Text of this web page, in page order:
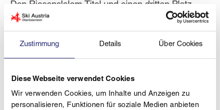
Zustimmung Details Über Cookies
Diese Webseite verwendet Cookies
Wir verwenden Cookies, um Inhalte und Anzeigen zu
personalisieren, Funktionen für soziale Medien anbieten
Den Riesenslalom Titel und einen dritten Platz
beim Slalom erreichte Laurin Bäck (SBC
Böhmerwald) in Klasse Kinder 2.
Niklas Graf (WSV Windischgarsten / Schüler 2)
ist zweifacher Vizemeister!
Bronce in Klasse Jugend 2.
Paul Gabriel (SBC Böhmerwald) ist Erster und
Zweiter in Klasse Jugend 1.